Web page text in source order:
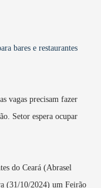
bares e restaurantes
vagas precisam fazer
Setor espera ocupar
do Ceará (Abrasel
(31/10/2024) um Feirão